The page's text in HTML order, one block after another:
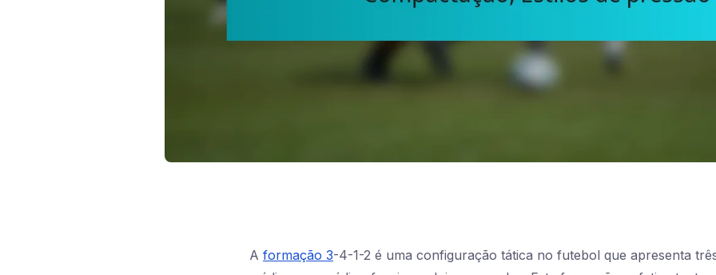
A formação 3-4-1-2 é uma configuração tática no futebol que apresenta